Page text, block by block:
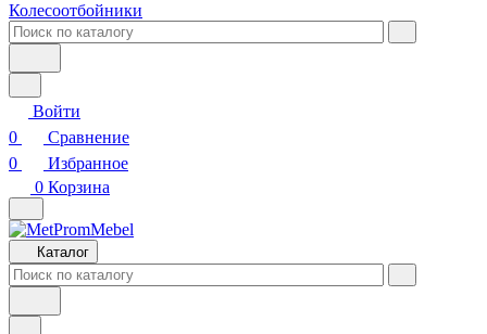
Колесоотбойники
Войти
0
Сравнение
0
Избранное
0 Корзина
Каталог